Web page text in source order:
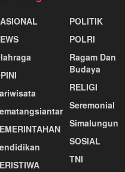
POLITIK
POLRI
Ragam Dan
Budaya
RELIGI
Seremonial
Simalungun
SOSIAL
TNI